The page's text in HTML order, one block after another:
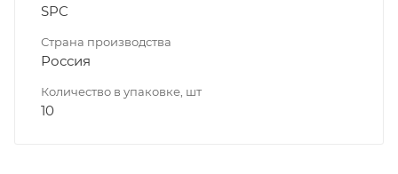
SPC
Страна производства
Россия
Количество в упаковке, шт
10